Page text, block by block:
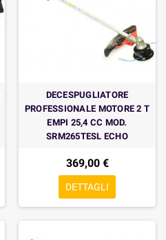
DECESPUGLIATORE
PROFESSIONALE MOTORE 2 T
EMPI 25,4 CC MOD.
SRM265TESL ECHO
369,00 €
DETTAGLI